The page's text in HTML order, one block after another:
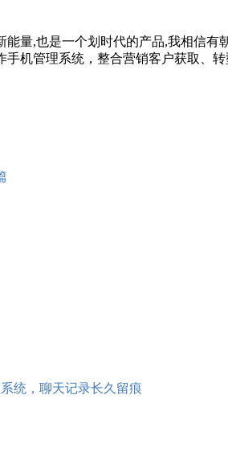
量,也是一个划时代的产品,我相信
手机管理系统，整合营销客户获取、
统，聊天记录长久留痕